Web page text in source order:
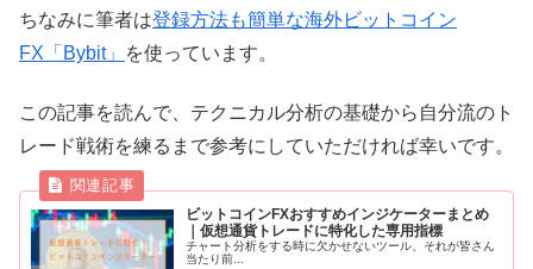
ちなみに筆者は登録方法も簡単な海外ビットコイン
FX「Bybit」
を使っています。
この記事を読んで、テクニカル分析の基礎から自分流のト
レード戦術を練るまで参考にしていただければ幸いです。
ビットコインFXおすすめインジケーターまとめ
｜仮想通貨トレードに特化した専用指標
チャート分析をする時に欠かせないツール、それが皆さん
当たり前...